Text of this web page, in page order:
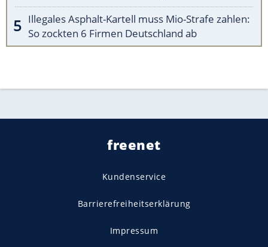
Illegales Asphalt-Kartell muss Mio-Strafe zahlen:
So zockten 6 Firmen Deutschland ab
freenet
Kundenservice
Barrierefreiheitserklärung
Impressum